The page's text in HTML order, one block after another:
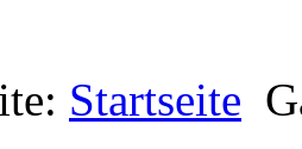
Startseite